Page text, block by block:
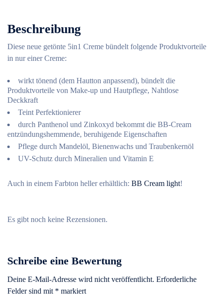
Beschreibung
Diese neue getönte 5in1 Creme bündelt folgende Produktvorteile
in nur einerCreme:
wirkt tönend (dem Hautton anpassend), bündelt die
Produktvorteile von Make-up und Hautpflege, Nahtlose
Deckkraft
Teint Perfektionierer
durch Panthenol und Zinkoxyd bekommt die BB-Cream
entzündungshemmende, beruhigende Eigenschaften
Pflege durch Mandelöl, Bienenwachs und Traubenkernöl
UV-Schutz durch Mineralien und Vitamin E
Auch in einem Farbton heller erhältlich: BB Cream light!
Es gibt noch keine Rezensionen.
Schreibe eine Bewertung
Deine E-Mail-Adresse wird nicht veröffentlicht. Erforderliche
Felder sind mit * markiert